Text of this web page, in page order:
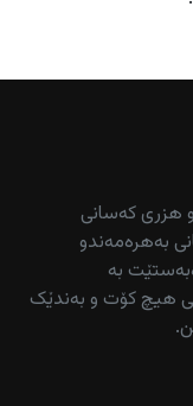
هزری کەسانی
بەهرەمەندو
بە
هیچ کۆت و بەندێک